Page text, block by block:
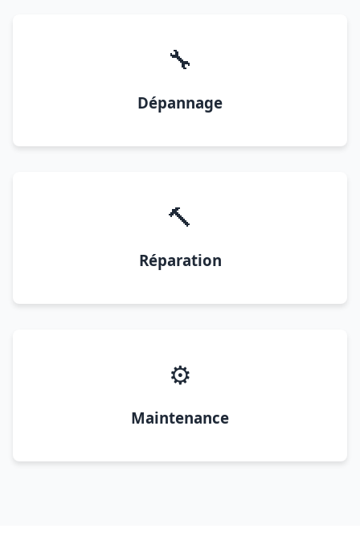
🔧
Dépannage
🔨
Réparation
⚙️
Maintenance